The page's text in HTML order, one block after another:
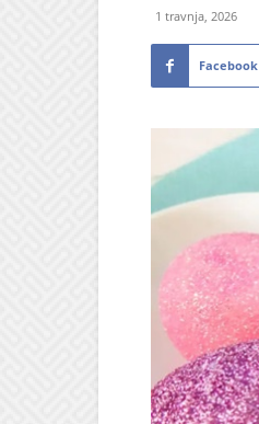
1 travnja, 2026
Facebook